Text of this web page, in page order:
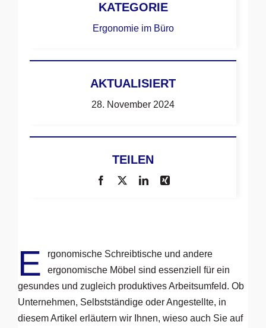
KATEGORIE
Ergonomie im Büro
AKTUALISIERT
28. November 2024
TEILEN
E
rgonomische Schreibtische und andere
ergonomische Möbel sind essenziell für ein
gesundes und zugleich produktives Arbeitsumfeld. Ob
Unternehmen, Selbstständige oder Angestellte, in
diesem Artikel erläutern wir Ihnen, wieso auch Sie auf